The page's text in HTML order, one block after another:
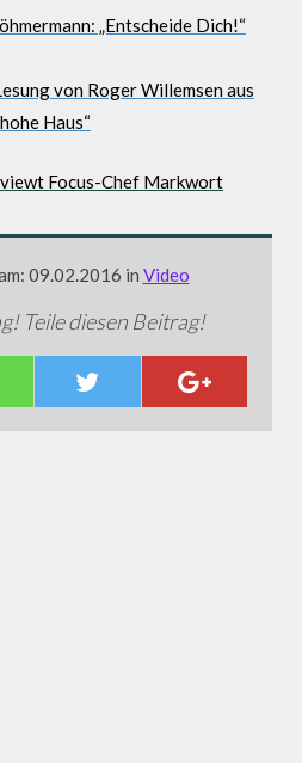
„Entscheide Dich!“
von Roger Willemsen aus
Haus“
Focus-Chef Markwort
09.02.2016 in Video
Teile diesen Beitrag!